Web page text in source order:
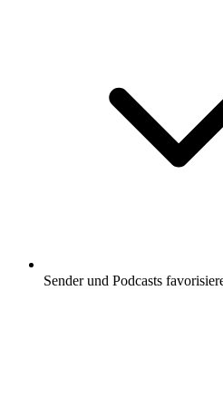
Sender und Podcasts